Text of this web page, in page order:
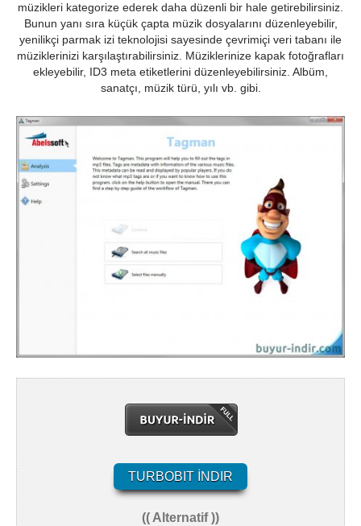
müzikleri kategorize ederek daha düzenli bir hale getirebilirsiniz.
Bunun yanı sıra küçük çapta müzik dosyalarını düzenleyebilir,
yenilikçi parmak izi teknolojisi sayesinde çevrimiçi veri tabanı ile
müziklerinizi karşılaştırabilirsiniz. Müziklerinize kapak fotoğrafları
ekleyebilir, ID3 meta etiketlerini düzenleyebilirsiniz. Albüm,
sanatçı, müzik türü, yılı vb. gibi.
TURBOBIT İNDIR
(( Alternatif ))